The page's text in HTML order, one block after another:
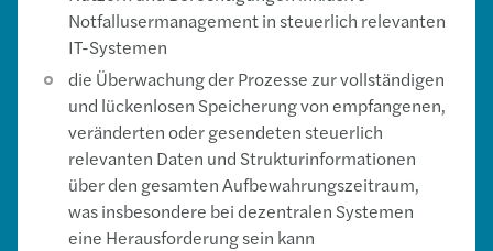
Notfallusermanagement in steuerlich relevanten
IT-Systemen
die Überwachung der Prozesse zur vollständigen
und lückenlosen Speicherung von empfangenen,
veränderten oder gesendeten steuerlich
relevanten Daten und Strukturinformationen
über den gesamten Aufbewahrungszeitraum,
was insbesondere bei dezentralen Systemen
eine Herausforderung sein kann